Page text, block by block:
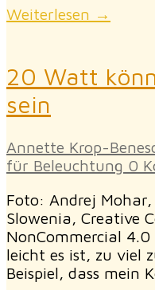
Weiterlesen →
20 Watt
sein
Annette Krop-
für Beleuchtung 0
Foto: Andrej
Slowenia, Creative
NonCommercial
leicht es ist, zu viel
Beispiel, dass mein